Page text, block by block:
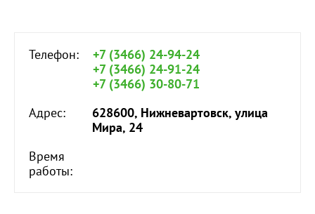
Телефон:
+7 (3466) 24-94-24
+7 (3466) 24-91-24
+7 (3466) 30-80-71
Адрес:
628600, Нижневартовск, улица
Мира, 24
Время
работы: